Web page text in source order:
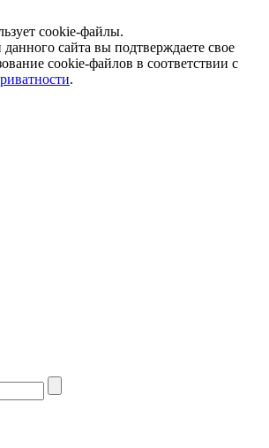
cookie-файлы.
сайта вы подтверждаете свое
cookie-файлов в соответствии с
.